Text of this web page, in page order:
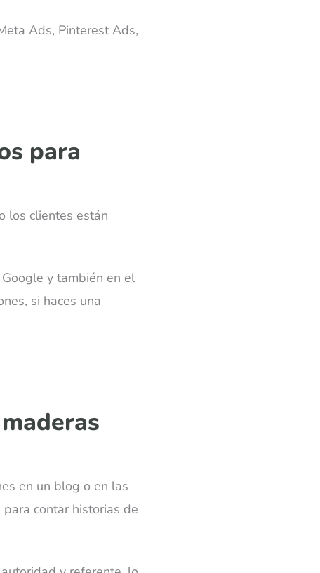
Ads, Pinterest Ads,
para
los clientes están
y también en el
si haces una
en un blog o en las
contar historias de